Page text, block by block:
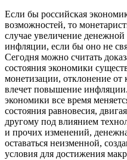
Если бы российская
возможностей, то
случае увеличение
инфляции, если бы оно не
Сегодня можно считать
состояния экономики
монетизации, отклонение
влечет повышение
экономики все время
состояния равновесия,
другому под влиянием
и прочих изменений,
оставаться неизменной,
условия для достижения